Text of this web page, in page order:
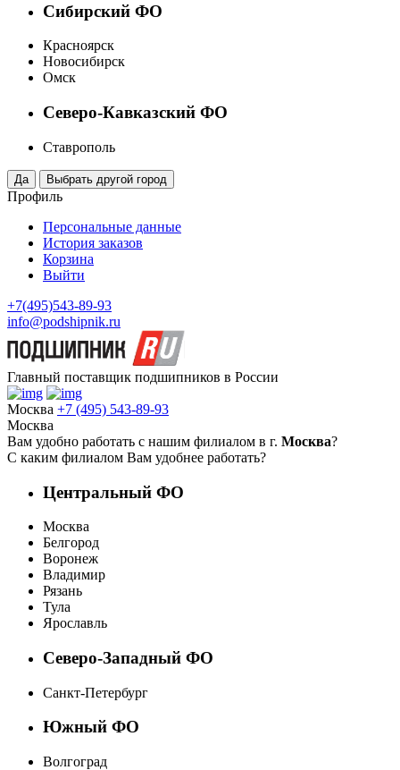
Сибирский ФО
Красноярск
Новосибирск
Омск
Северо-Кавказский ФО
Ставрополь
Профиль
Персональные данные
История заказов
Корзина
Выйти
+7(495)543-89-93
info@podshipnik.ru
Главный поставщик подшипников в России
Москва +7 (495) 543-89-93
Москва
Вам удобно работать с нашим филиалом в г. Москва?
С каким филиалом Вам удобнее работать?
Центральный ФО
Москва
Белгород
Воронеж
Владимир
Рязань
Тула
Ярославль
Северо-Западный ФО
Санкт-Петербург
Южный ФО
Волгоград